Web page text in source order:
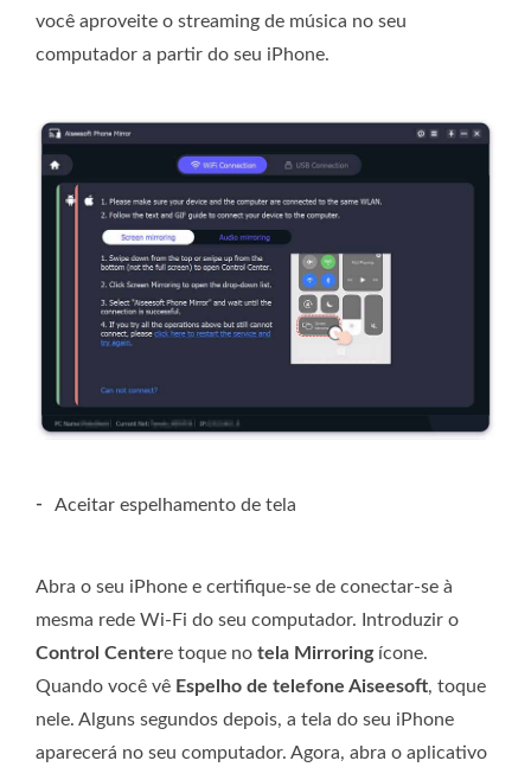
você aproveite o streaming de música no seu
computador a partir do seu iPhone.
- Aceitar espelhamento de tela
Abra o seu iPhone e certifique-se de conectar-se à
mesma rede Wi-Fi do seu computador. Introduzir o
Control Centere toque no tela Mirroringícone.
Quando você vê Espelho de telefone Aiseesoft, toque
nele. Alguns segundos depois, a tela do seu iPhone
aparecerá no seu computador. Agora, abra o aplicativo